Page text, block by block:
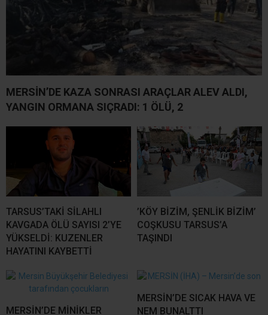
MERSİN’DE KAZA SONRASI ARAÇLAR ALEV ALDI,
YANGIN ORMANA SIÇRADI: 1 ÖLÜ, 2
TARSUS’TAKİ SİLAHLI
KAVGADA ÖLÜ SAYISI 2’YE
YÜKSELDİ: KUZENLER
HAYATINI KAYBETTİ
’KÖY BİZİM, ŞENLİK BİZİM’
COŞKUSU TARSUS’A
TAŞINDI
MERSİN’DE MİNİKLER
MERSİN’DE SICAK HAVA VE
NEM BUNALTTI